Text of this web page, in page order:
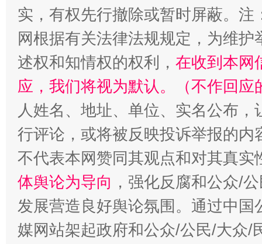
扯下公款旅游的“隐身衣” 如何以
实，有权先行撤除或暂时屏蔽。
网根据有关法律法规规定，为维
述权和知情权的权利， 在收到本网
应，我们将视为默认。（不作回应
人姓名、地址、单位、实名公布
行评论，或将被反映投诉举报的
不代表本网赞同其观点和对其真实
体舆论为导向 ，强化反腐和公众/
发展营造良好舆论氛围。通过中
媒网站架起政府和公众/公民/大众/